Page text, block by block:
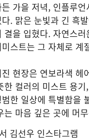
가을 저녁, 인플루
. 맑은 눈빛과 긴 흑
결을 입혔다. 자연스
스트는 그 자체로
현장은 연보라색
한 컬러의 미스트 용
한 일상에 특별함을
는 마음 깊은 곳에 머